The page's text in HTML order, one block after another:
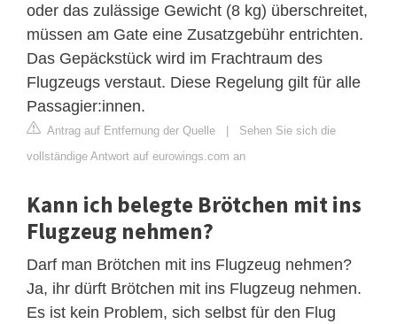
oder das zulässige Gewicht (8 kg) überschreitet,
müssen am Gate eine Zusatzgebühr entrichten.
Das Gepäckstück wird im Frachtraum des
Flugzeugs verstaut. Diese Regelung gilt für alle
Passagier:innen.
Antrag auf Entfernung der Quelle | Sehen Sie sich die
vollständige Antwort auf eurowings.com an
Kann ich belegte Brötchen mit ins
Flugzeug nehmen?
Darf man Brötchen mit ins Flugzeug nehmen?
Ja, ihr dürft Brötchen mit ins Flugzeug nehmen.
Es ist kein Problem, sich selbst für den Flug